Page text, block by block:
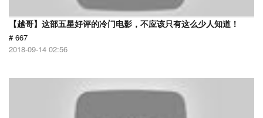
【越哥】这部五星好评的冷门电影，不应该只有这么少人知道！
# 667
2018-09-14 02:56